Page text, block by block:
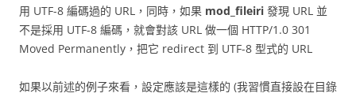
用 UTF-8 編碼過的 URL，同時，如果 mod_fileiri 發現 URL 並
不是採用 UTF-8 編碼，就會對該 URL 做一個 HTTP/1.0 301
Moved Permanently，把它 redirect 到 UTF-8 型式的 URL
如果以前述的例子來看，設定應該是這樣的 (我習慣直接設在目錄